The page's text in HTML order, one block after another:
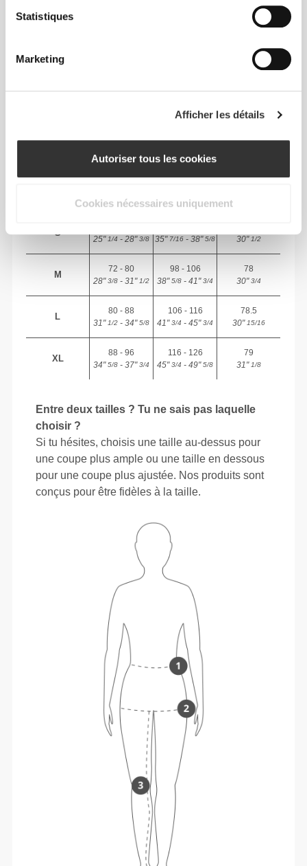
Statistiques
Marketing
Afficher les détails
Autoriser tous les cookies
Cookies nécessaires uniquement
TAILLE RECOMMANDÉE EN FONCTION DE
(cm)/(in)
mesuré de
l'entrejambe à
(cm)/(in)
56 - 64
77
S
25"1/4 - 28"3/8
35"7/16 - 38"5/8
30"1/2
M
72 - 80
28"3/8 - 31"1/2
98 - 106
38"5/8 - 41"3/4
78
30"3/4
L
80 - 88
31"1/2 - 34"5/8
106 - 116
41"3/4 - 45"3/4
78.5
30"15/16
XL
88 - 96
34"5/8 - 37"3/4
116 - 126
45"3/4 - 49"5/8
79
31"1/8
Entre deux tailles ? Tu ne sais pas laquelle
choisir ?
Si tu hésites, choisis une taille au-dessus pour
une coupe plus ample ou une taille en dessous
pour une coupe plus ajustée. Nos produits sont
conçus pour être fidèles à la taille.